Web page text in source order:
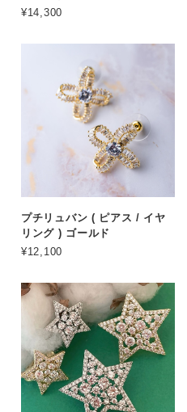
¥14,300
プチリュバン ( ピアス / イヤ
リング ) ゴールド
¥12,100